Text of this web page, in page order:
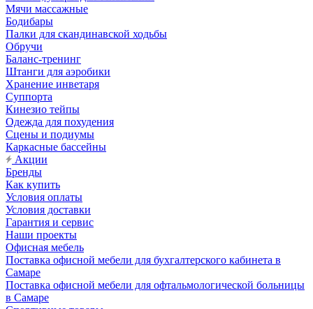
Мячи массажные
Бодибары
Палки для скандинавской ходьбы
Обручи
Баланс-тренинг
Штанги для аэробики
Хранение инветаря
Суппорта
Кинезио тейпы
Одежда для похудения
Сцены и подиумы
Каркасные бассейны
Акции
Бренды
Как купить
Условия оплаты
Условия доставки
Гарантия и сервис
Наши проекты
Офисная мебель
Поставка офисной мебели для бухгалтерского кабинета в
Самаре
Поставка офисной мебели для офтальмологической больницы
в Самаре